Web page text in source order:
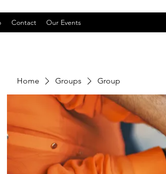
Contact Our Events
Home Groups Group